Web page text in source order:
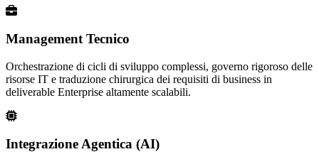
Management Tecnico
Orchestrazione di cicli di sviluppo complessi, governo rigoroso delle
risorse IT e traduzione chirurgica dei requisiti di business in
deliverable Enterprise altamente scalabili.
Integrazione Agentica (AI)